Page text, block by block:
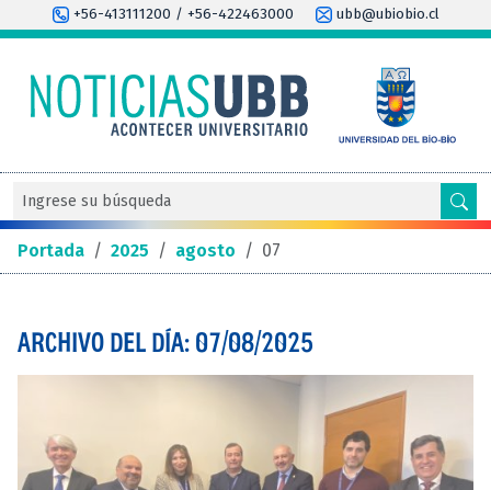
+56-413111200 / +56-422463000 ubb@ubiobio.cl
Portada / 2025 / agosto / 07
ARCHIVO DEL DÍA: 07/08/2025